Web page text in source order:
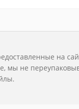
на
мы не